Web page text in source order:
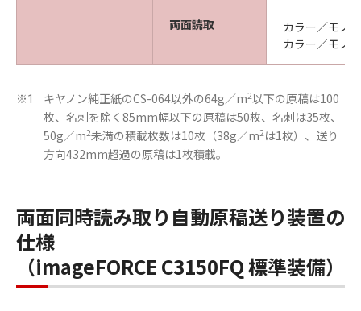
両面読取
カラー／モノ
カラー／モノ
※1 キヤノン純正紙のCS-064以外の64g／m2以下の原稿は100
枚、名刺を除く85mm幅以下の原稿は50枚、名刺は35枚、
50g／m2未満の積載枚数は10枚（38g／m2 は1枚）、送り
方向432mm超過の原稿は1枚積載。
両面同時読み取り自動原稿送り装置の
仕様
（imageFORCE C3150FQ 標準装備）